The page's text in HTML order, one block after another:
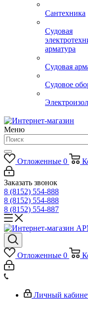
Сантехника
Судовая
арматура
Судовая
Судовое
Меню
Отложенные 0
Заказать звонок
8 (8152) 554-888
8 (8152) 554-888
8 (8152) 554-887
Отложенные 0
Личный